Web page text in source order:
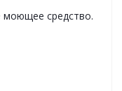
моющее средство.